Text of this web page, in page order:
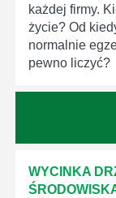
każdej firmy.
życie? Od
normalnie
pewno liczyć?
WYCINKA